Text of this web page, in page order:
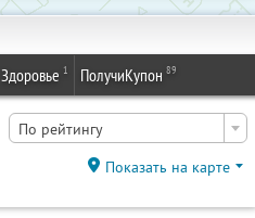
Здоровье 1 ПолучиКупон 89
По рейтингу
Показать на карте